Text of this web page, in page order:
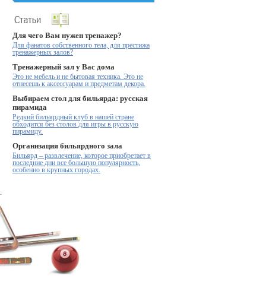
Для чего Вам нужен тренажер?
Для фанатов собственного тела, для престижа
тренажерных залов?
Тренажерный зал у Вас дома
Это не мебель и не бытовая техника. Это не
отнесешь к аксессуарам и предметам декора.
Выбираем стол для бильярда: русская
пирамида
Редкий бильярдный клуб в нашей стране
обходится без столов для игры в русскую
пирамиду.
Организация бильярдного зала
Бильярд – развлечение, которое приобретает в
последние дни все большую популярность,
особенно в крупных городах.